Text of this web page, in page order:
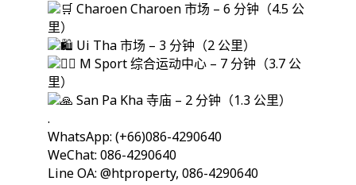
Charoen Charoen 市场 – 6 分钟（4.5 公
里）
Ui Tha 市场 – 3 分钟（2 公里）
M Sport 综合运动中心 – 7 分钟（3.7 公
里）
San Pa Kha 寺庙 – 2 分钟（1.3 公里）
.
WhatsApp: (+66)086-4290640
WeChat: 086-4290640
Line OA: @htproperty, 086-4290640